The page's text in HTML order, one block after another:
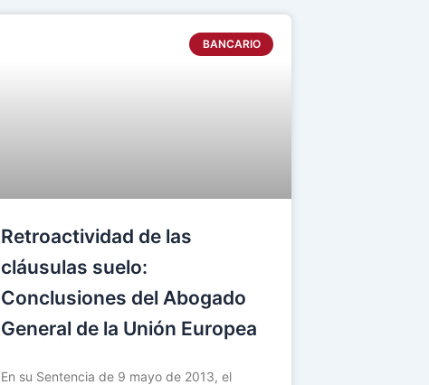
BANCARIO
Retroactividad de las
cláusulas suelo:
Conclusiones del Abogado
General de la Unión Europea
En su Sentencia de 9 mayo de 2013, el